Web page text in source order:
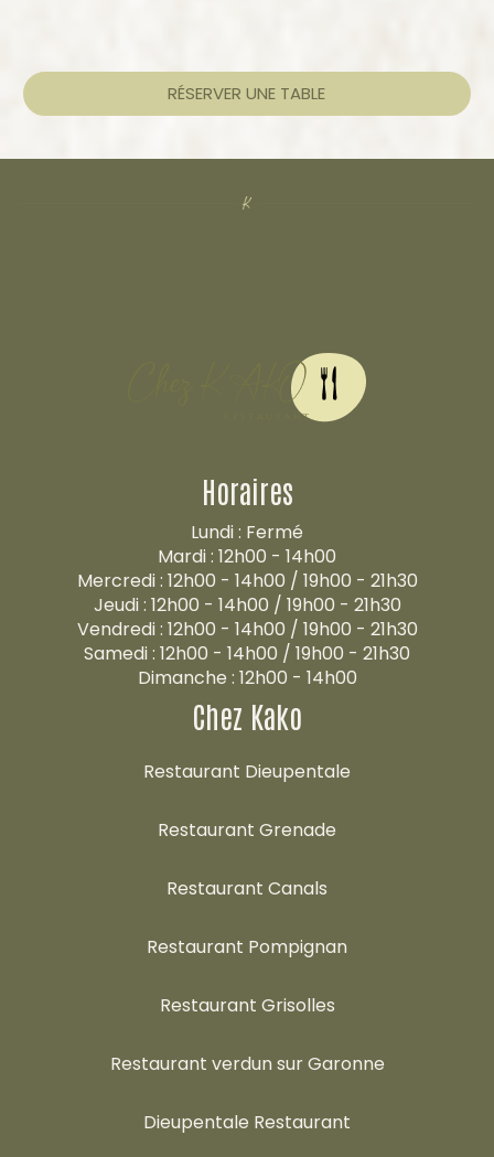
RÉSERVER UNE TABLE
Horaires
Lundi : Fermé
Mardi : 12h00 - 14h00
Mercredi : 12h00 - 14h00 / 19h00 - 21h30
Jeudi : 12h00 - 14h00 / 19h00 - 21h30
Vendredi : 12h00 - 14h00 / 19h00 - 21h30
Samedi : 12h00 - 14h00 / 19h00 - 21h30
Dimanche : 12h00 - 14h00
Chez Kako
Restaurant Dieupentale
Restaurant Grenade
Restaurant Canals
Restaurant Pompignan
Restaurant Grisolles
Restaurant verdun sur Garonne
Dieupentale Restaurant